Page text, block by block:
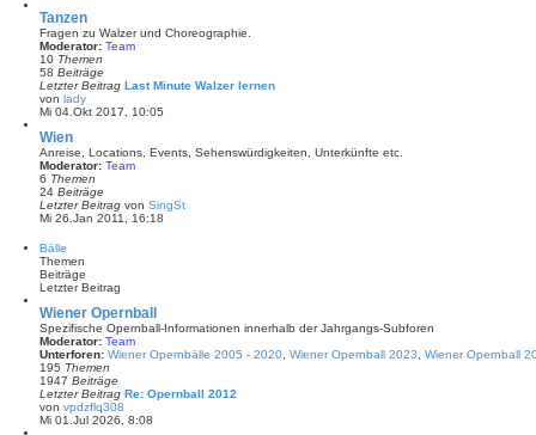
a
g
s
t
B
e
i
a
g
Tanzen
Fragen zu Walzer und Choreographie.
Moderator: Team
10 Themen
58 Beiträge
Letzter Beitrag Last Minute Walzer lernen
von lady
N
e
s
t
e
r
B
e
g
Mi 04.Okt 2017, 10:05
Wien
Anreise, Locations, Events, Sehenswürdigkeiten, Unterkünfte etc.
Moderator: Team
6 Themen
24 Beiträge
Letzter Beitrag von SingSt
e
t
g
Mi 26.Jan 2011, 16:18
Bälle
Themen
Beiträge
Letzter Beitrag
Wiener Opernball
Spezifische Opernball-Informationen innerhalb der Jahrgangs-Subforen
Moderator: Team
Unterforen: Wiener Opernbälle 2005 - 2020 Wiener Opernball 2023
Wiener Opernball
195 Themen
1947 Beiträge
Letzter Beitrag Re: Opernball 2012
von vpdzflq308
N
Mi 01.Jul 2026, 8:08